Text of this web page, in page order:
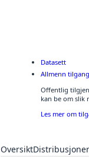
Datasett
Allmenn tilgang
Offentlig
kan be om slik
Les mer om
Oversikt